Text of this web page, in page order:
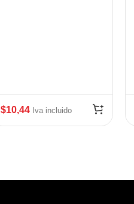
$10,44 Iva incluido